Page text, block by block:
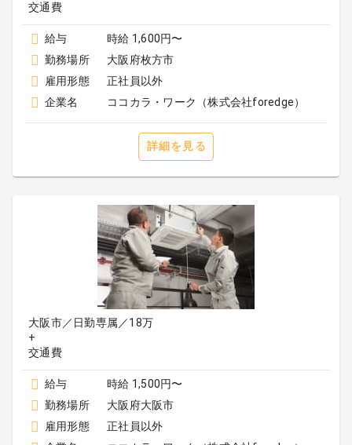
交通費
給与
時給 1,600円〜
勤務場所
大阪府枚方市
雇用形態
正社員以外
企業名
ココカラ・ワーク（株式会社foredge）
詳細を見る
大阪市／日勤専属／18万
+
交通費
給与
時給 1,500円〜
勤務場所
大阪府大阪市
雇用形態
正社員以外